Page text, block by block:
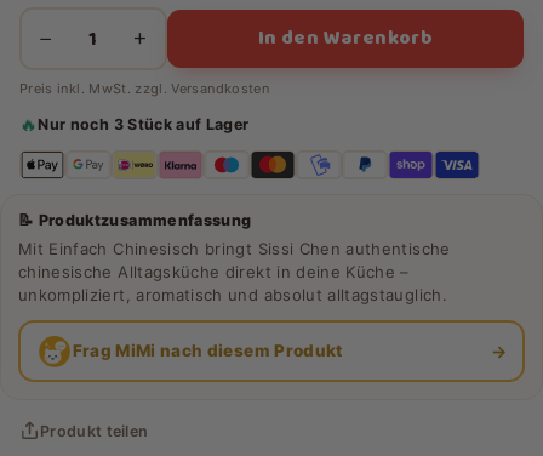
− + In den Warenkorb
Preis inkl. MwSt. zzgl.Versandkosten
🔥 Nur noch 3 Stück auf Lager
📝 Produktzusammenfassung
Mit Einfach Chinesisch bringt Sissi Chen authentische
chinesische Alltagsküche direkt in deine Küche –
unkompliziert, aromatisch und absolut alltagstauglich.
Frag MiMi nach diesem Produkt →
Produkt teilen